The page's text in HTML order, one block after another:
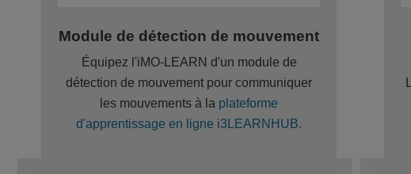
Module de détection de mouvement
Équipez l'iMO-LEARN d'un module de
détection de mouvement pour communiquer
les mouvements à la plateforme
d'apprentissage en ligne i3LEARNHUB.